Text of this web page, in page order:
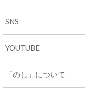
SNS
YOUTUBE
「のし」について